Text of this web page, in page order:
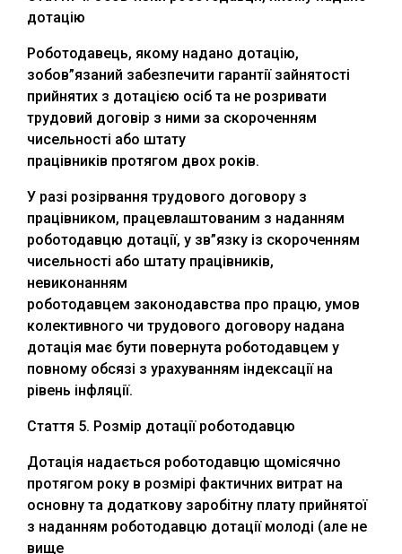
дотацію
Роботодавець, якому надано дотацію,
зобов”язаний забезпечити гарантії зайнятості
прийнятих з дотацією осіб та не розривати
трудовий договір з ними за скороченням
чисельності або штату
працівників протягом двох років.
У разі розірвання трудового договору з
працівником, працевлаштованим з наданням
роботодавцю дотації, у зв”язку із скороченням
чисельності або штату працівників,
невиконанням
роботодавцем законодавства про працю, умов
колективного чи трудового договору надана
дотація має бути повернута роботодавцем у
повному обсязі з урахуванням індексації на
рівень інфляції.
Стаття 5. Розмір дотації роботодавцю
Дотація надається роботодавцю щомісячно
протягом року в розмірі фактичних витрат на
основну та додаткову заробітну плату прийнятої
з наданням роботодавцю дотації молоді (але не
вище